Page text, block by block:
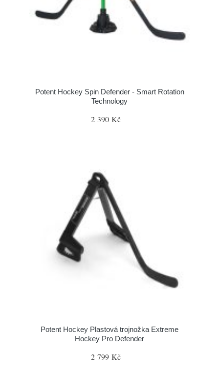
Potent Hockey Spin Defender - Smart Rotation
Technology
2 390 Kč
Potent Hockey Plastová trojnožka Extreme
Hockey Pro Defender
2 799 Kč